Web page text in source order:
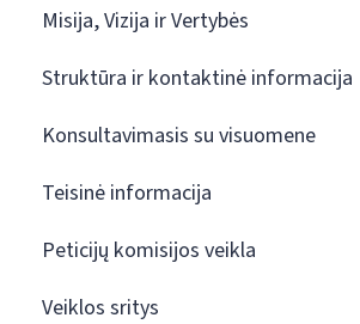
Misija, Vizija ir Vertybės
Struktūra ir kontaktinė informacija
Konsultavimasis su visuomene
Teisinė informacija
Peticijų komisijos veikla
Veiklos sritys